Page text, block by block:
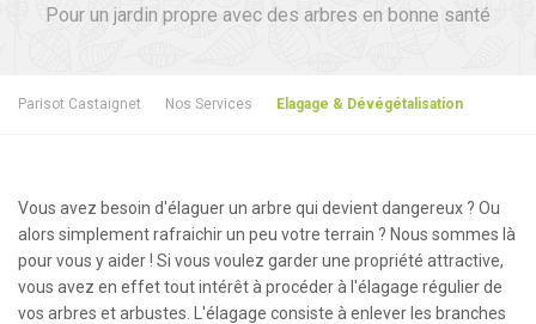
Pour un jardin propre avec des arbres en bonne santé
Parisot Castaignet Nos Services Elagage & Dévégétalisation
Vous avez besoin d'élaguer un arbre qui devient dangereux ? Ou
alors simplement rafraichir un peu votre terrain ? Nous sommes là
pour vous y aider ! Si vous voulez garder une propriété attractive,
vous avez en effet tout intérêt à procéder à l'élagage régulier de
vos arbres et arbustes. L'élagage consiste à enlever les branches